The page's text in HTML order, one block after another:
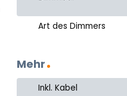
Art des Dimmers
Mehr
Inkl. Kabel